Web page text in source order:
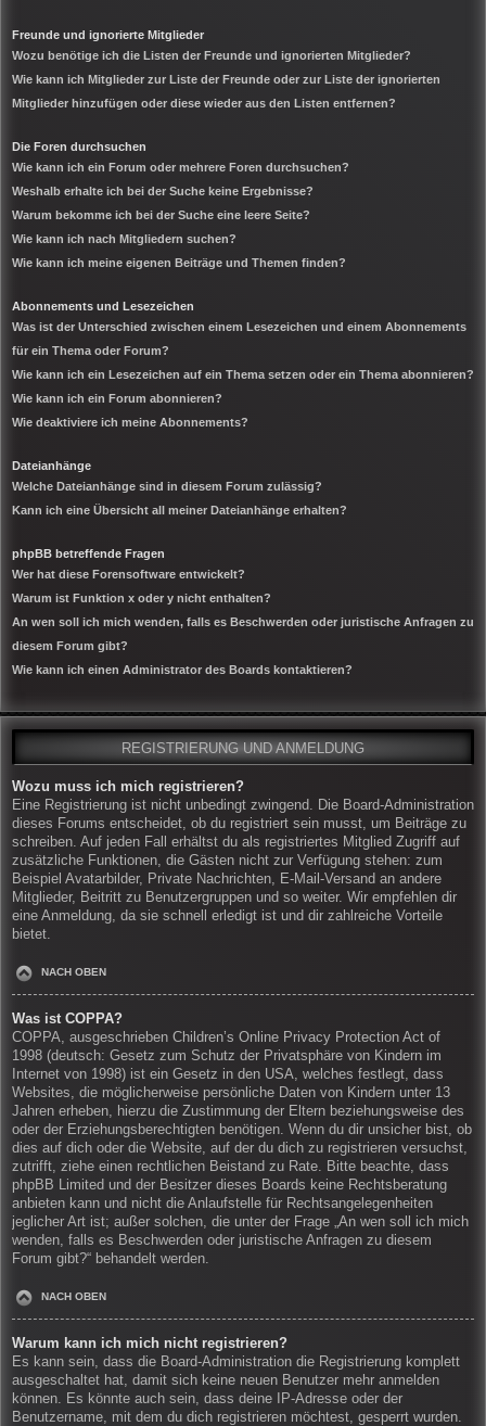
Freunde und ignorierte Mitglieder
Wozu benötige ich die Listen der Freunde und ignorierten Mitglieder?
Wie kann ich Mitglieder zur Liste der Freunde oder zur Liste der ignorierten
Mitglieder hinzufügen oder diese wieder aus den Listen entfernen?
Die Foren durchsuchen
Wie kann ich ein Forum oder mehrere Foren durchsuchen?
Weshalb erhalte ich bei der Suche keine Ergebnisse?
Warum bekomme ich bei der Suche eine leere Seite?
Wie kann ich nach Mitgliedern suchen?
Wie kann ich meine eigenen Beiträge und Themen finden?
Abonnements und Lesezeichen
Was ist der Unterschied zwischen einem Lesezeichen und einem Abonnements
für ein Thema oder Forum?
Wie kann ich ein Lesezeichen auf ein Thema setzen oder ein Thema abonnieren?
Wie kann ich ein Forum abonnieren?
Wie deaktiviere ich meine Abonnements?
Dateianhänge
Welche Dateianhänge sind in diesem Forum zulässig?
Kann ich eine Übersicht all meiner Dateianhänge erhalten?
phpBB betreffende Fragen
Wer hat diese Forensoftware entwickelt?
Warum ist Funktion x oder y nicht enthalten?
An wen soll ich mich wenden, falls es Beschwerden oder juristische Anfragen zu
diesem Forum gibt?
Wie kann ich einen Administrator des Boards kontaktieren?
REGISTRIERUNG UND ANMELDUNG
Wozu muss ich mich registrieren?
Eine Registrierung ist nicht unbedingt zwingend. Die Board-Administration
dieses Forums entscheidet, ob du registriert sein musst, um Beiträge zu
schreiben. Auf jeden Fall erhältst du als registriertes Mitglied Zugriff auf
zusätzliche Funktionen, die Gästen nicht zur Verfügung stehen: zum
Beispiel Avatarbilder, Private Nachrichten, E-Mail-Versand an andere
Mitglieder, Beitritt zu Benutzergruppen und so weiter. Wir empfehlen dir
eine Anmeldung, da sie schnell erledigt ist und dir zahlreiche Vorteile
bietet.
NACH OBEN
Was ist COPPA?
COPPA, ausgeschrieben Children’s Online Privacy Protection Act of
1998 (deutsch: Gesetz zum Schutz der Privatsphäre von Kindern im
Internet von 1998) ist ein Gesetz in den USA, welches festlegt, dass
Websites, die möglicherweise persönliche Daten von Kindern unter 13
Jahren erheben, hierzu die Zustimmung der Eltern beziehungsweise des
oder der Erziehungsberechtigten benötigen. Wenn du dir unsicher bist, ob
dies auf dich oder die Website, auf der du dich zu registrieren versuchst,
zutrifft, ziehe einen rechtlichen Beistand zu Rate. Bitte beachte, dass
phpBB Limited und der Besitzer dieses Boards keine Rechtsberatung
anbieten kann und nicht die Anlaufstelle für Rechtsangelegenheiten
jeglicher Art ist; außer solchen, die unter der Frage „An wen soll ich mich
wenden, falls es Beschwerden oder juristische Anfragen zu diesem
Forum gibt?“ behandelt werden.
NACH OBEN
Warum kann ich mich nicht registrieren?
Es kann sein, dass die Board-Administration die Registrierung komplett
ausgeschaltet hat, damit sich keine neuen Benutzer mehr anmelden
können. Es könnte auch sein, dass deine IP-Adresse oder der
Benutzername, mit dem du dich registrieren möchtest, gesperrt wurden.